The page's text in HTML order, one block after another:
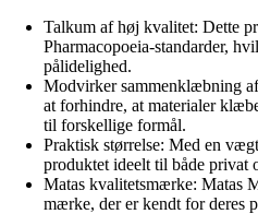
Talkum af høj kvalitet: Dette
Pharmacopoeia-standarder,
pålidelighed.
Modvirker sammenklæbning
at forhindre, at materialer
til forskellige formål.
Praktisk størrelse: Med en
produktet ideelt til både privat
Matas kvalitetsmærke: Matas
mærke, der er kendt for deres